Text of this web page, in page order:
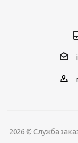
2026 © Служба